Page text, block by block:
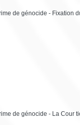
de génocide - Fixation
de génocide - La Cour